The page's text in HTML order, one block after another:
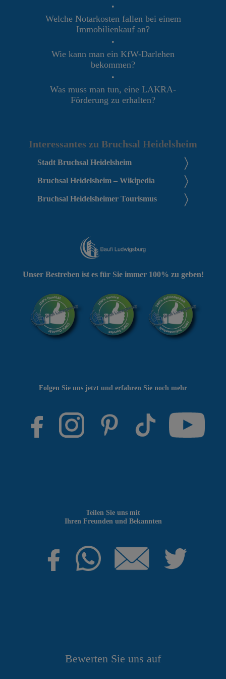
•
Welche Notarkosten fallen bei einem
Immobilienkauf an?
•
Wie kann man ein KfW-Darlehen
bekommen?
•
Was muss man tun, eine LAKRA-
Förderung zu erhalten?
Interessantes zu Bruchsal Heidelsheim
Stadt Bruchsal Heidelsheim
Bruchsal Heidelsheim – Wikipedia
Bruchsal Heidelsheimer Tourismus
Bewerten Sie uns auf
Teilen Sie uns mit
Ihren Freunden und Bekannten
Folgen Sie uns jetzt und erfahren Sie noch mehr
Unser Bestreben ist es für Sie immer 100% zu geben!